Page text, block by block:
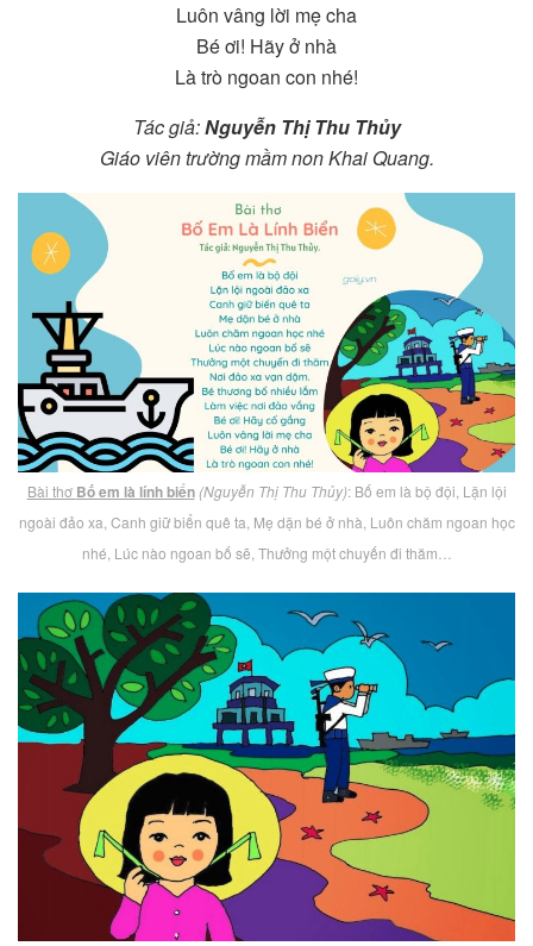
Luôn vâng lời mẹ cha
Bé ơi! Hãy ở nhà
Là trò ngoan con nhé!
Tác giả:Nguyễn Thị Thu Thủy
Giáo viên trường mầm non Khai Quang.
Bài thơ Bố em là lính biển (Nguyễn Thị Thu Thủy): Bố em là bộ đội, Lặn lội
ngoài đảo xa, Canh giữ biển quê ta, Mẹ dặn bé ở nhà, Luôn chăm ngoan học
nhé, Lúc nào ngoan bố sẽ, Thưởng một chuyến đi thăm…